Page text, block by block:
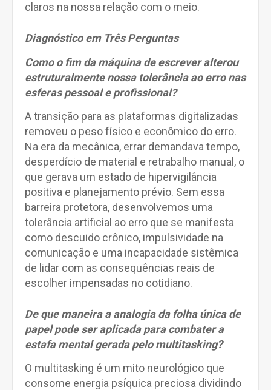
claros na nossa relação com o meio.
Diagnóstico em Três Perguntas
Como o fim da máquina de escrever alterou
estruturalmente nossa tolerância ao erro nas
esferas pessoal e profissional?
A transição para as plataformas digitalizadas
removeu o peso físico e econômico do erro.
Na era da mecânica, errar demandava tempo,
desperdício de material e retrabalho manual, o
que gerava um estado de hipervigilância
positiva e planejamento prévio. Sem essa
barreira protetora, desenvolvemos uma
tolerância artificial ao erro que se manifesta
como descuido crônico, impulsividade na
comunicação e uma incapacidade sistêmica
de lidar com as consequências reais de
escolher impensadas no cotidiano.
De que maneira a analogia da folha única de
papel pode ser aplicada para combater a
estafa mental gerada pelo multitasking?
O multitasking é um mito neurológico que
consome energia psíquica preciosa dividindo